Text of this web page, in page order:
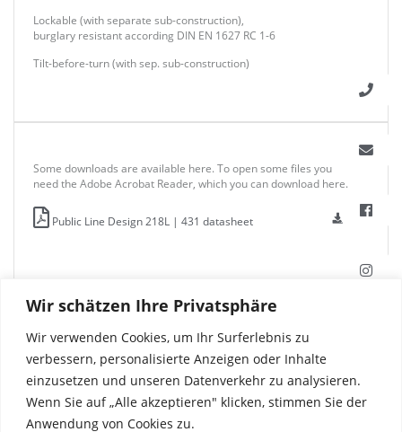
Wir schätzen Ihre Privatsphäre
Wir verwenden Cookies, um Ihr Surferlebnis zu
verbessern, personalisierte Anzeigen oder Inhalte
einzusetzen und unseren Datenverkehr zu analysieren.
Wenn Sie auf „Alle akzeptieren" klicken, stimmen Sie der
Anwendung von Cookies zu.
Lockable (with separate sub-construction),
burglary resistant according DIN EN 1627 RC 1-6
Tilt-before-turn (with sep. sub-construction)
Some downloads are available here. To open some files you
need the Adobe Acrobat Reader, which you can download here.
Public Line Design 218L | 431 datasheet